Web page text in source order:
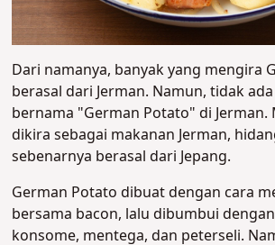
Dari namanya, banyak yang mengira
berasal dari Jerman. Namun, tidak
bernama "German Potato" di
dikira sebagai makanan Jerman,
sebenarnya berasal dari Jepang.
German Potato dibuat dengan cara
bersama bacon, lalu dibumbui
konsome, mentega, dan peterseli.